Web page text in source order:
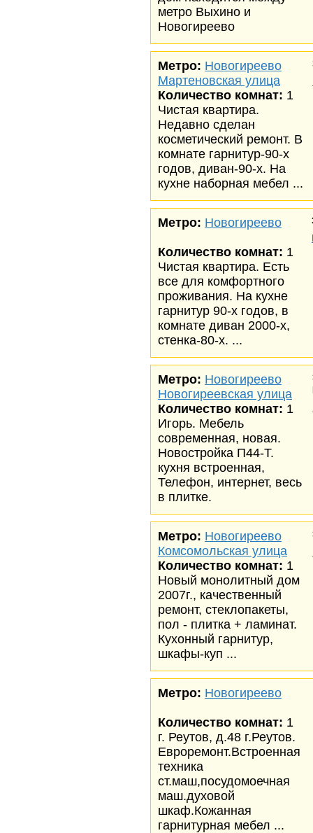
метро Выхино и
Новогиреево
Метро: Новогиреево
Мартеновская улица
Количество комнат: 1
Чистая квартира.
Недавно сделан
косметический ремонт. В
комнате гарнитур-90-х
годов, диван-90-х. На
кухне наборная мебел ...
Метро: Новогиреево
Количество комнат: 1
Чистая квартира. Есть
все для комфортного
проживания. На кухне
гарнитур 90-х годов, в
комнате диван 2000-х,
стенка-80-х. ...
Метро: Новогиреево
Новогиреевская улица
Количество комнат: 1
Игорь. Мебель
современная, новая.
Новостройка П44-Т.
кухня встроенная,
Телефон, интернет, весь
в плитке.
Метро: Новогиреево
Комсомольская улица
Количество комнат: 1
Новый монолитный дом
2007г., качественный
ремонт, стеклопакеты,
пол - плитка + ламинат.
Кухонный гарнитур,
шкафы-куп ...
Метро: Новогиреево
Количество комнат: 1
г. Реутов, д.48 г.Реутов.
Евроремонт.Встроенная
техника
ст.маш,посудомоечная
маш.духовой
шкаф.Кожанная
гарнитурная мебел ...